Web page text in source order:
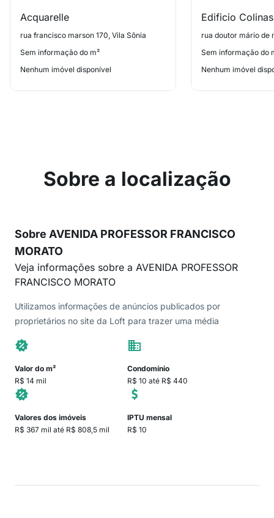
Acquarelle
rua francisco marson 170, Vila Sônia
Sem informação do m²
Nenhum imóvel disponível
Edificio
Sem informação do
Nenhum imóvel
Sobre a localização
Sobre AVENIDA PROFESSOR FRANCISCO
MORATO
Veja informações sobre a AVENIDA PROFESSOR
FRANCISCO MORATO
Utilizamos informações de anúncios publicados por
proprietários no site da Loft para trazer uma média
Valor do m²
R$ 14 mil
Condomínio
R$ 10 até R$ 440
Valores dos imóveis
R$ 367 mil até R$ 808,5 mil
IPTU mensal
R$ 10